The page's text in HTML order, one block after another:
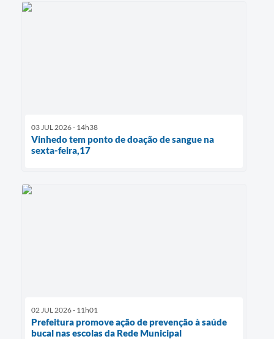
03 JUL 2026 - 14h38
Vinhedo tem ponto de doação de sangue na
sexta-feira,17
02 JUL 2026 - 11h01
Prefeitura promove ação de prevenção à saúde
bucal nas escolas da Rede Municipal